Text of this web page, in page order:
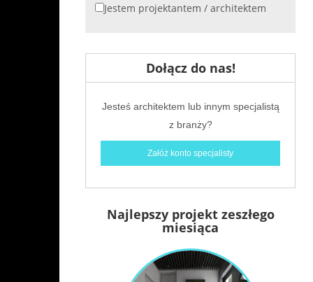
Jestem projektantem / architektem
Dołącz do nas!
Jesteś architektem lub innym specjalistą
z branży?
Załóż konto specjalisty
Najlepszy projekt zeszłego
miesiąca